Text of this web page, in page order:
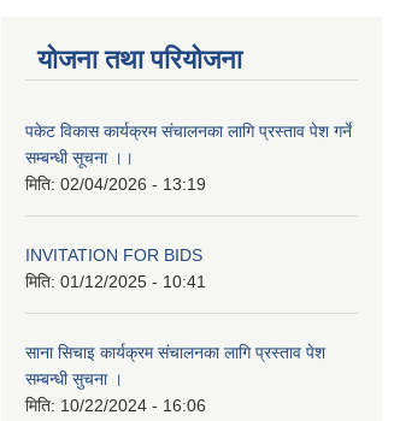
योजना तथा परियोजना
पकेट विकास कार्यक्रम संचालनका लागि प्रस्ताव पेश गर्ने
सम्बन्धी सूचना ।।
मिति: 02/04/2026 - 13:19
INVITATION FOR BIDS
मिति: 01/12/2025 - 10:41
साना सिचाइ कार्यक्रम संचालनका लागि प्रस्ताव पेश
सम्बन्धी सुचना ।
मिति: 10/22/2024 - 16:06